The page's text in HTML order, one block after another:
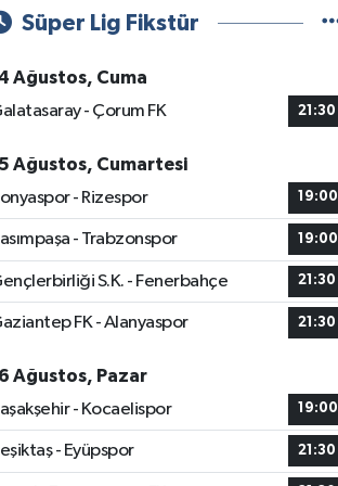
Süper Lig Fikstür
Ağustos, Cuma
- Çorum FK
21:30
Ağustos, Cumartesi
- Rizespor
19:00
- Trabzonspor 19:00
S.K. - Fenerbahçe 21:30
FK - Alanyaspor 21:30
Ağustos, Pazar
- Kocaelispor
19:00
- Eyüpspor 21:30